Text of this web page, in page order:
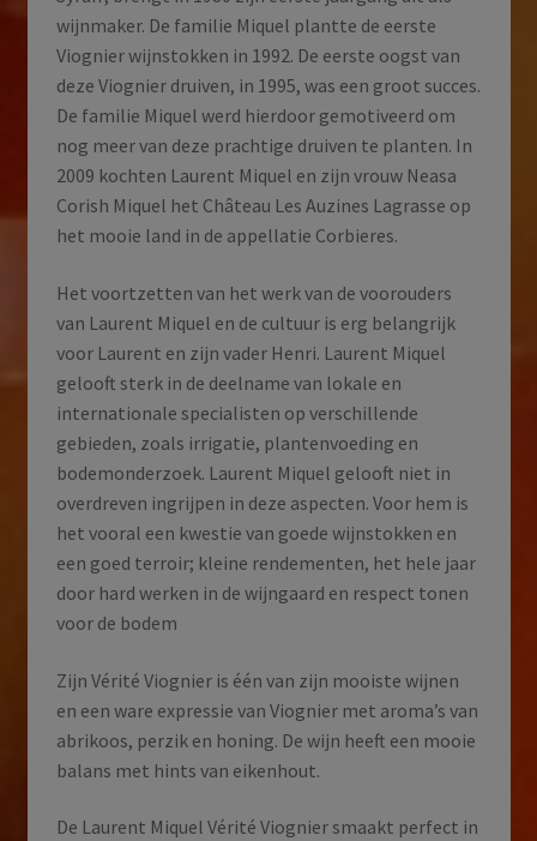
wijnmaker. De familie Miquel plantte de eerste
Viognier wijnstokken in 1992. De eerste oogst van
deze Viognier druiven, in 1995, was een groot succes.
De familie Miquel werd hierdoor gemotiveerd om
nog meer van deze prachtige druiven te planten. In
2009 kochten Laurent Miquel en zijn vrouw Neasa
Corish Miquel het Château Les Auzines Lagrasse op
het mooie land in de appellatie Corbieres.
Het voortzetten van het werk van de voorouders
van Laurent Miquel en de cultuur is erg belangrijk
voor Laurent en zijn vader Henri. Laurent Miquel
gelooft sterk in de deelname van lokale en
internationale specialisten op verschillende
gebieden, zoals irrigatie, plantenvoeding en
bodemonderzoek. Laurent Miquel gelooft niet in
overdreven ingrijpen in deze aspecten. Voor hem is
het vooral een kwestie van goede wijnstokken en
een goed terroir; kleine rendementen, het hele jaar
door hard werken in de wijngaard en respect tonen
voor de bodem
Zijn Vérité Viognier is één van zijn mooiste wijnen
en een ware expressie van Viognier met aroma’s van
abrikoos, perzik en honing. De wijn heeft een mooie
balans met hints van eikenhout.
De Laurent Miquel Vérité Viognier smaakt perfect in